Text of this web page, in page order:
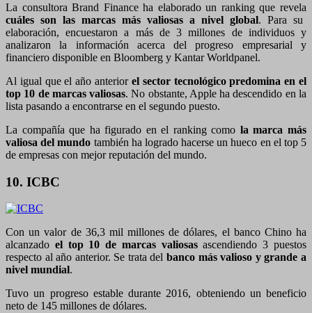
La consultora Brand Finance ha elaborado un ranking que revela
cuáles son las marcas más valiosas a nivel global. Para su
elaboración, encuestaron a más de 3 millones de individuos y
analizaron la información acerca del progreso empresarial y
financiero disponible en Bloomberg y Kantar Worldpanel.
Al igual que el año anteriorel sector tecnológico predomina en el
top 10 de marcas valiosas. No obstante, Apple ha descendido en la
lista pasando a encontrarse en el segundo puesto.
La compañía que ha figurado en el ranking como la marca más
valiosa del mundo también ha logrado hacerse un hueco en el top 5
de empresas con mejor reputación del mundo.
10. ICBC
Con un valor de 36,3 mil millones de dólares, el banco Chino ha
alcanzado el top 10 de marcas valiosasascendiendo 3 puestos
respecto al año anterior. Se trata delbanco más valioso y grande a
nivel mundial.
Tuvo un progreso estable durante 2016, obteniendo un beneficio
neto de 145 millones de dólares.